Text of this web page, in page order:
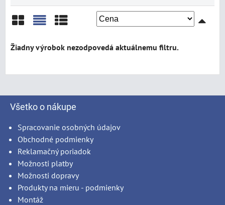
Mriežka
Všetko o nákupe
Spracovanie osobných údajov
Obchodné podmienky
Reklamačný poriadok
Možnosti platby
Možnosti dopravy
Produkty na mieru - podmienky
Montáž